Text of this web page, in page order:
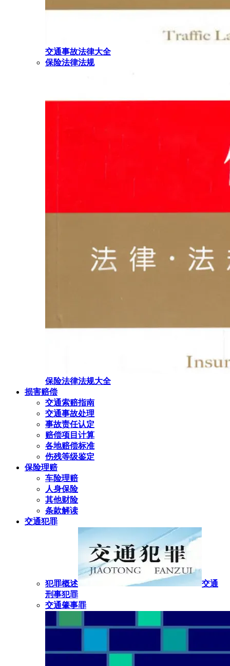
交通事故法律大全
保险法律法规
保险法律法规大全
损害赔偿
交通索赔指南
交通事故处理
事故责任认定
赔偿项目计算
各地赔偿标准
伤残等级鉴定
保险理赔
车险理赔
人身保险
其他财险
条款解读
交通犯罪
犯罪概述
交通
刑事犯罪
交通肇事罪